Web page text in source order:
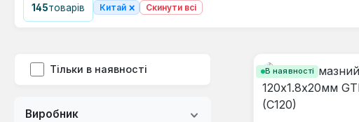
145товарів Китай × Скинути всі
Тільки в наявності
Виробник
В наявності